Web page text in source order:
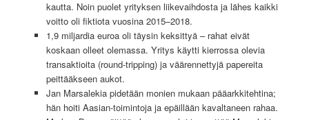
kautta. Noin puolet yrityksen liikevaihdosta ja lähes kaikki
voitto oli fiktiota vuosina 2015–2018.
1,9 miljardia euroa oli täysin keksittyä – rahat eivät
koskaan olleet olemassa. Yritys käytti kierrossa olevia
transaktioita (round-tripping) ja väärennettyjä papereita
peittääkseen aukot.
Jan Marsalekia pidetään monien mukaan pääarkkitehtina;
hän hoiti Aasian-toimintoja ja epäillään kavaltaneen rahaa.